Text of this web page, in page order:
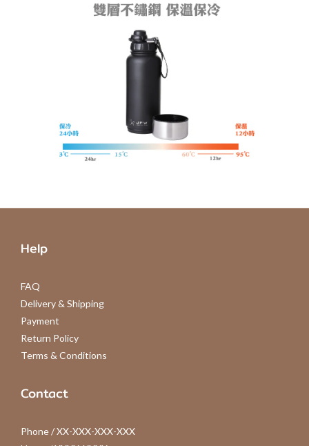
Help
FAQ
Delivery & Shipping
Payment
Return Policy
Terms & Conditions
Contact
Phone / XX-XXX-XXX-XXX